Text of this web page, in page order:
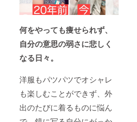
何をやっても痩せられず、
自分の意思の弱さに悲しく
なる日々。
洋服もパツパツでオシャレ
も楽しむことができず、外
出のたびに着るものに悩ん